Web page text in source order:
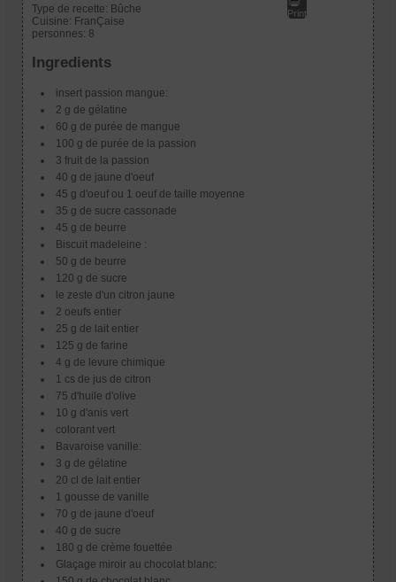
Print
Type de recette: Bûche
Cuisine: FranÇaise
personnes: 8
Ingredients
insert passion mangue:
2 g de gélatine
60 g de purée de mangue
100 g de purée de la passion
3 fruit de la passion
40 g de jaune d'oeuf
45 g d'oeuf ou 1 oeuf de taille moyenne
35 g de sucre cassonade
45 g de beurre
Biscuit madeleine :
50 g de beurre
120 g de sucre
le zeste d'un citron jaune
2 oeufs entier
25 g de lait entier
125 g de farine
4 g de levure chimique
1 cs de jus de citron
75 d'huile d'olive
10 g d'anis vert
colorant vert
Bavaroise vanille:
3 g de gélatine
20 cl de lait entier
1 gousse de vanille
70 g de jaune d'oeuf
40 g de sucre
180 g de crème fouettée
Glaçage miroir au chocolat blanc: